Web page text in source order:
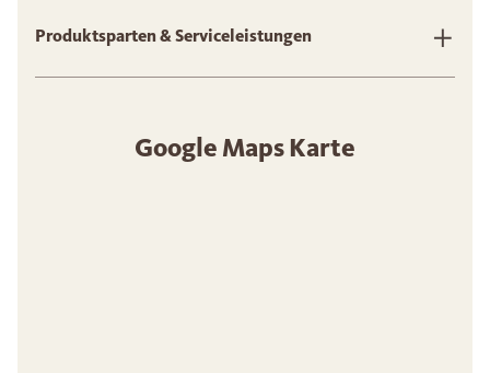
Produktsparten & Serviceleistungen
Google Maps Karte